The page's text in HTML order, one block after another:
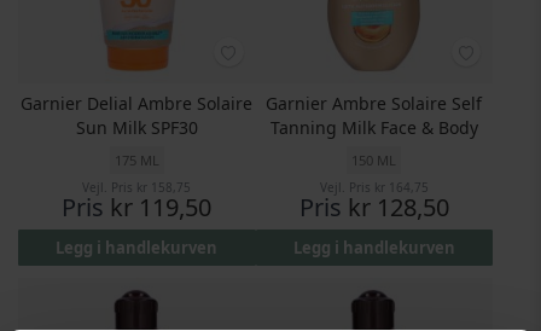
Garnier Delial Ambre Solaire
Sun Milk SPF30
175 ML
Vejl. Pris kr 158,75
Pris kr 119,50
Legg i handlekurven
Garnier Ambre Solaire Self
Tanning Milk Face & Body
150 ML
Vejl. Pris kr 164,75
Pris kr 128,50
Legg i handlekurven